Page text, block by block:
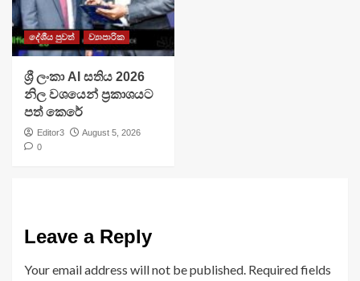
දේශීය පුවත් ව්‍යාපාරික
ශ්‍රී ලංකා AI සතිය 2026
නිල වශයෙන් ප්‍රකාශයට
පත් කෙරේ
Editor3
August 5, 2026
0
Leave a Reply
Your email address will not be published. Required fields